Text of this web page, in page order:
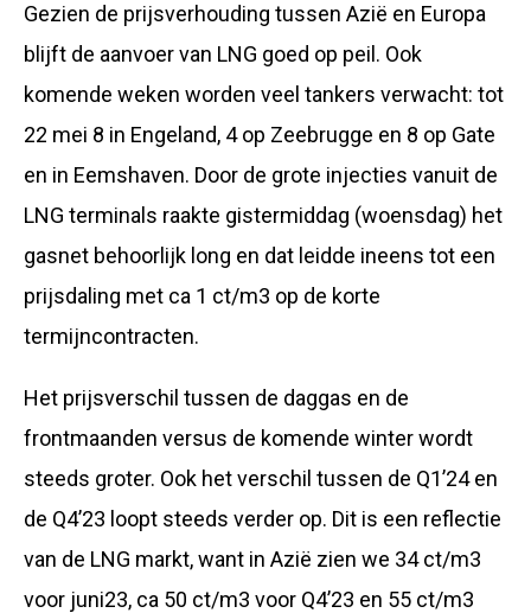
Gezien de prijsverhouding tussen Azië en Europa
blijft de aanvoer van LNG goed op peil. Ook
komende weken worden veel tankers verwacht: tot
22 mei 8 in Engeland, 4 op Zeebrugge en 8 op Gate
en in Eemshaven. Door de grote injecties vanuit de
LNG terminals raakte gistermiddag (woensdag) het
gasnet behoorlijk long en dat leidde ineens tot een
prijsdaling met ca 1 ct/m3 op de korte
termijncontracten.
Het prijsverschil tussen de daggas en de
frontmaanden versus de komende winter wordt
steeds groter. Ook het verschil tussen de Q1’24 en
de Q4’23 loopt steeds verder op. Dit is een reflectie
van de LNG markt, want in Azië zien we 34 ct/m3
voor juni23, ca 50 ct/m3 voor Q4’23 en 55 ct/m3